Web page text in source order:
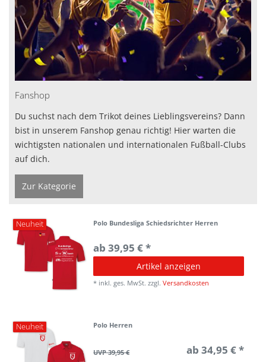
Fanshop
Du suchst nach dem Trikot deines Lieblingsvereins? Dann
bist in unserem Fanshop genau richtig! Hier warten die
wichtigsten nationalen und internationalen Fußball-Clubs
auf dich.
Zur Kategorie
Neuheit Polo Bundesliga Schiedsrichter Herren
ab 39,95 € *
Artikel anzeigen
* inkl. ges. MwSt. zzgl.Versandkosten
Neuheit Polo Herren
UVP 39,95 € ab 34,95 € *